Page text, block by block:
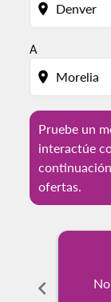
location_on
A
location_on
Pruebe un
interactúe
ofertas.
chevron_left